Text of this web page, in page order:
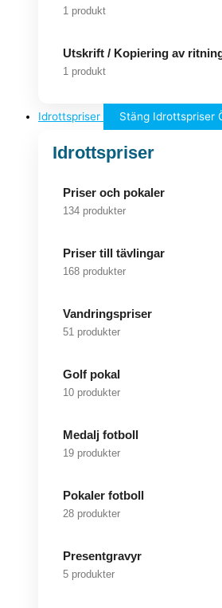
1 produkt
Utskrift / Kopiering av
1 produkt
Idrottspriser Stäng Idrottspriser
Idrottspriser
Priser och pokaler
134 produkter
Priser till tävlingar
168 produkter
Vandringspriser
51 produkter
Golf pokal
10 produkter
Medalj fotboll
19 produkter
Pokaler fotboll
28 produkter
Presentgravyr
5 produkter